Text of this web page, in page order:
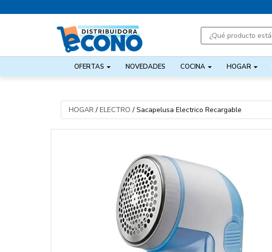
OFERTAS NOVEDADES COCINA HOGAR
HOGAR/ ELECTRO / Sacapelusa Electrico Recargable